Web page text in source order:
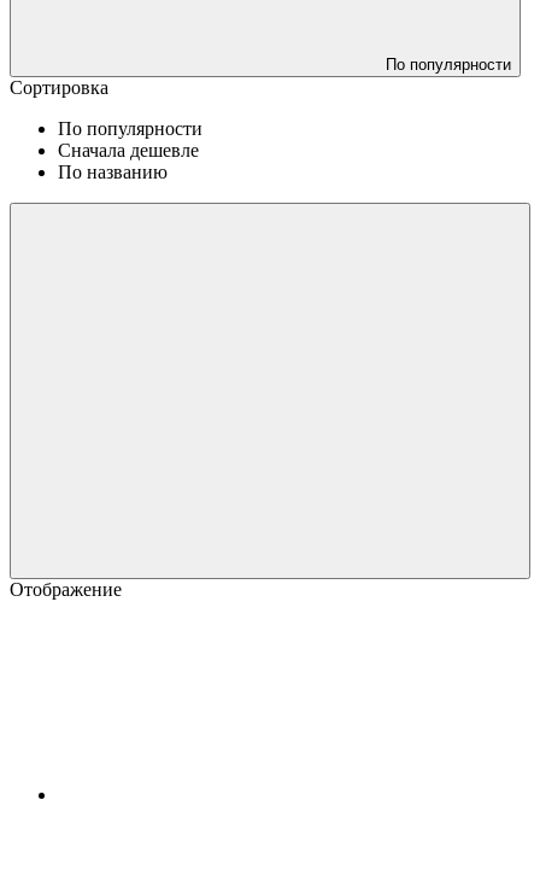
По популярности
Сортировка
По популярности
Сначала дешевле
По названию
Отображение